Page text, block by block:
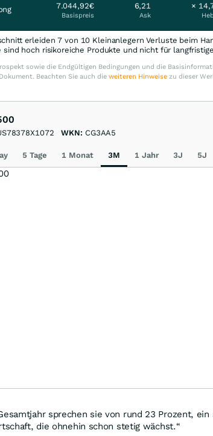
7.044,92€
Basispreis
6,21
Ask
×
erleiden 7 von 10 Kleinanlegern Verluste beim
sind hoch risikoreiche Produkte und nicht für
sowie die Endgültigen Bedingungen und die
Beachten Sie auch die weiteren Hinweisezu dieser
WKN: CG3AA5
5 Tage 1 Monat 3M 1 Jahr 3J 5J
sprechen sie von rund 23 Prozent,
die ohnehin schon stetig wächst.“